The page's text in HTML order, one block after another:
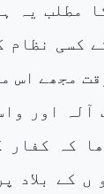
مطلب یہ
کسی نظام
مجھے اس
آلہ اور
کہ کفار
ں کے بلاد